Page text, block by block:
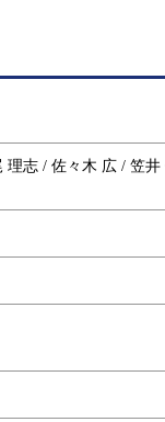
志 / 佐々木 広 / 笠